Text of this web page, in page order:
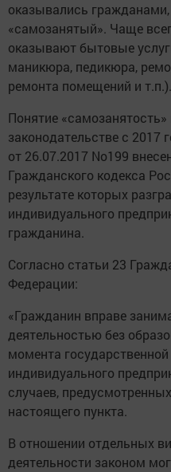
оказывались
«самозанятый». Чаще
оказывают бытовые
маникюра, педикюра,
ремонта помещений и т.п.).
Понятие
законодательстве с
от 26.07.2017 No199
Гражданского кодекса
результате которых
индивидуального
гражданина.
Согласно статьи 23
Федерации:
«Гражданин вправе
деятельностью без
момента
индивидуального
случаев,
настоящего пункта.
В отношении отдельных
деятельности законом